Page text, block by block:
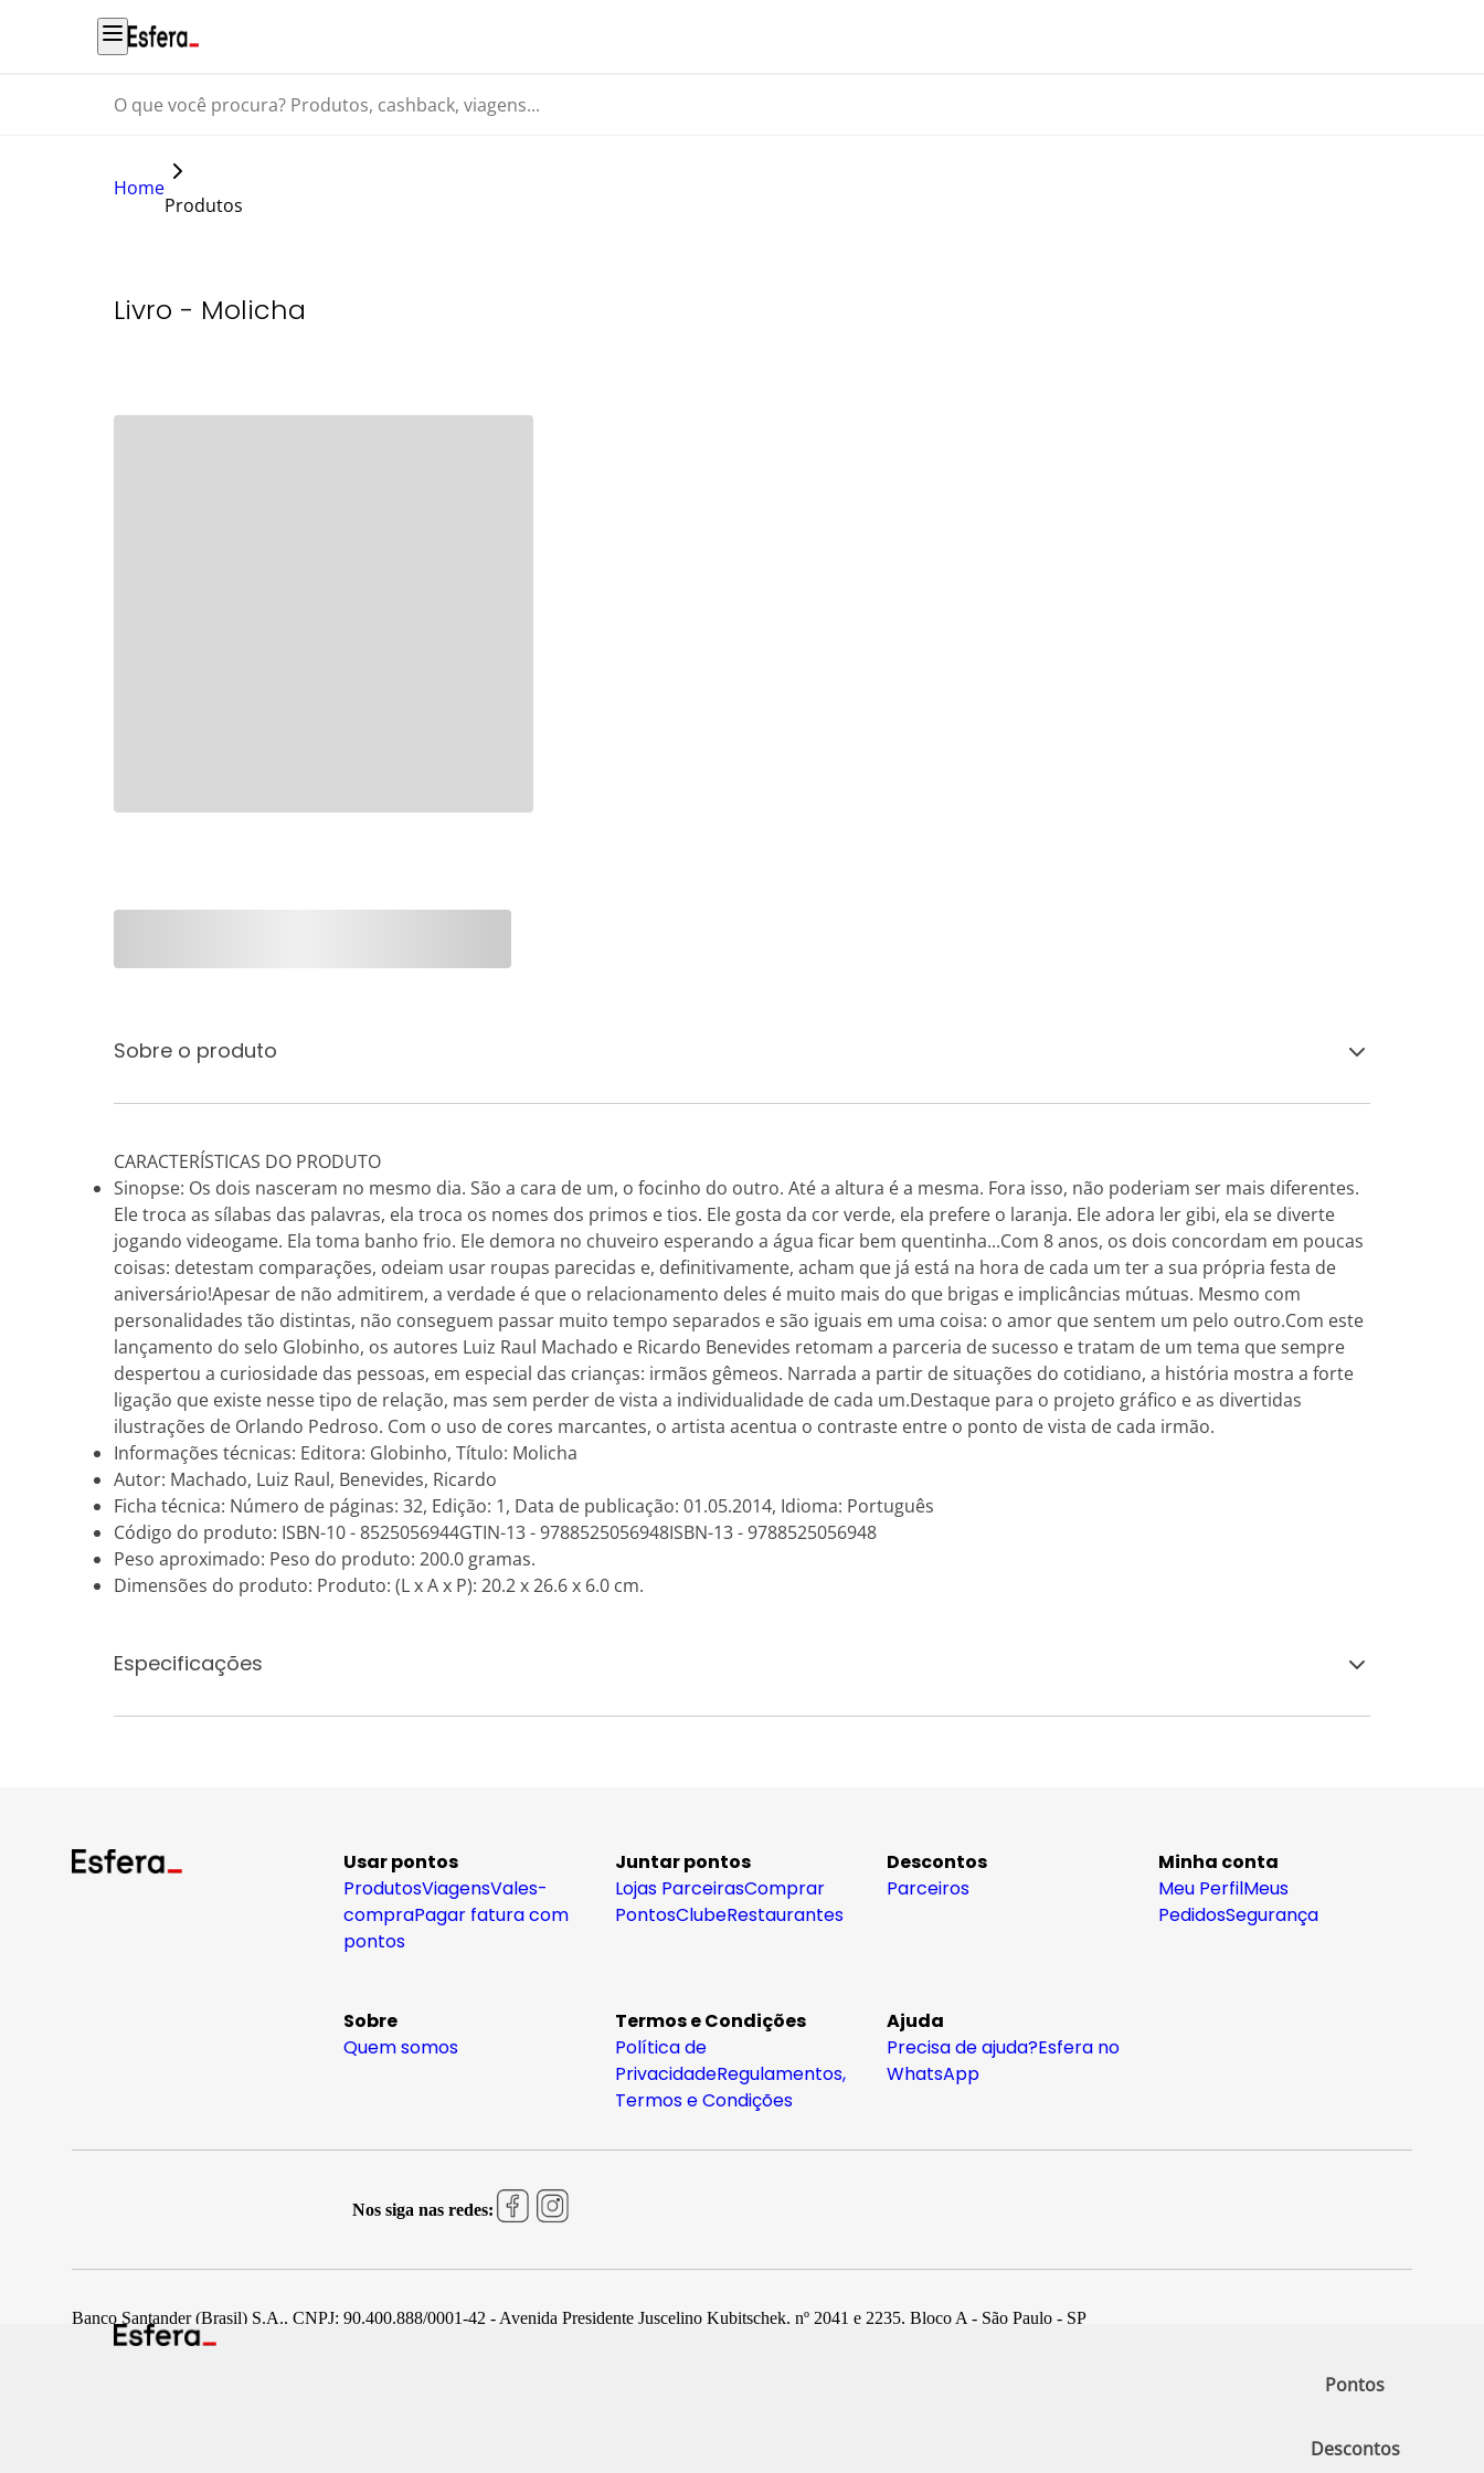
Pontos
Descontos
O que você procura? Produtos, cashback, viagens...
Home
Produtos
Livro - Molicha
Sobre o produto
CARACTERÍSTICAS DO PRODUTO
Sinopse: Os dois nasceram no mesmo dia. São a cara de um, o focinho do outro. Até a altura é a mesma. Fora isso, não poderiam ser mais diferentes.
Ele troca as sílabas das palavras, ela troca os nomes dos primos e tios. Ele gosta da cor verde, ela prefere o laranja. Ele adora ler gibi, ela se diverte
jogando videogame. Ela toma banho frio. Ele demora no chuveiro esperando a água ficar bem quentinha...Com 8 anos, os dois concordam em poucas
coisas: detestam comparações, odeiam usar roupas parecidas e, definitivamente, acham que já está na hora de cada um ter a sua própria festa de
aniversário!Apesar de não admitirem, a verdade é que o relacionamento deles é muito mais do que brigas e implicâncias mútuas. Mesmo com
personalidades tão distintas, não conseguem passar muito tempo separados e são iguais em uma coisa: o amor que sentem um pelo outro.Com este
lançamento do selo Globinho, os autores Luiz Raul Machado e Ricardo Benevides retomam a parceria de sucesso e tratam de um tema que sempre
despertou a curiosidade das pessoas, em especial das crianças: irmãos gêmeos. Narrada a partir de situações do cotidiano, a história mostra a forte
ligação que existe nesse tipo de relação, mas sem perder de vista a individualidade de cada um.Destaque para o projeto gráfico e as divertidas
ilustrações de Orlando Pedroso. Com o uso de cores marcantes, o artista acentua o contraste entre o ponto de vista de cada irmão.
Informações técnicas: Editora: Globinho, Título: Molicha
Autor: Machado, Luiz Raul, Benevides, Ricardo
Ficha técnica: Número de páginas: 32, Edição: 1, Data de publicação: 01.05.2014, Idioma: Português
Código do produto: ISBN-10 - 8525056944GTIN-13 - 9788525056948ISBN-13 - 9788525056948
Peso aproximado: Peso do produto: 200.0 gramas.
Dimensões do produto: Produto: (L x A x P): 20.2 x 26.6 x 6.0 cm.
Especificações
Usar pontos
ProdutosViagensVales-
compraPagar fatura com
pontos
Juntar pontos
Lojas ParceirasComprar
PontosClubeRestaurantes
Descontos
Parceiros
Minha conta
Meu PerfilMeus
PedidosSegurança
Sobre
Quem somos
Termos e Condições
Política de
PrivacidadeRegulamentos,
Termos e Condições
Ajuda
Precisa de ajuda?Esfera no
WhatsApp
Nos siga nas redes:
Banco Santander (Brasil) S.A., CNPJ: 90.400.888/0001-42 - Avenida Presidente Juscelino Kubitschek, nº 2041 e 2235, Bloco A - São Paulo - SP